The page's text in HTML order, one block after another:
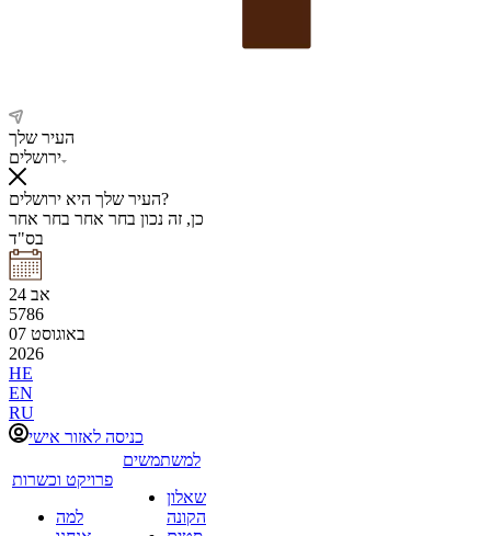
העיר שלך
ירושלים
העיר שלך היא ירושלים?
כן, זה נכון בחר אחר בחר אחר
בס"ד
24 אב
5786
07 באוגוסט
2026
HE
EN
RU
כניסה לאזור אישי
פרויקט וכשרות
למה
למשתמשים
שאלון
הקונה